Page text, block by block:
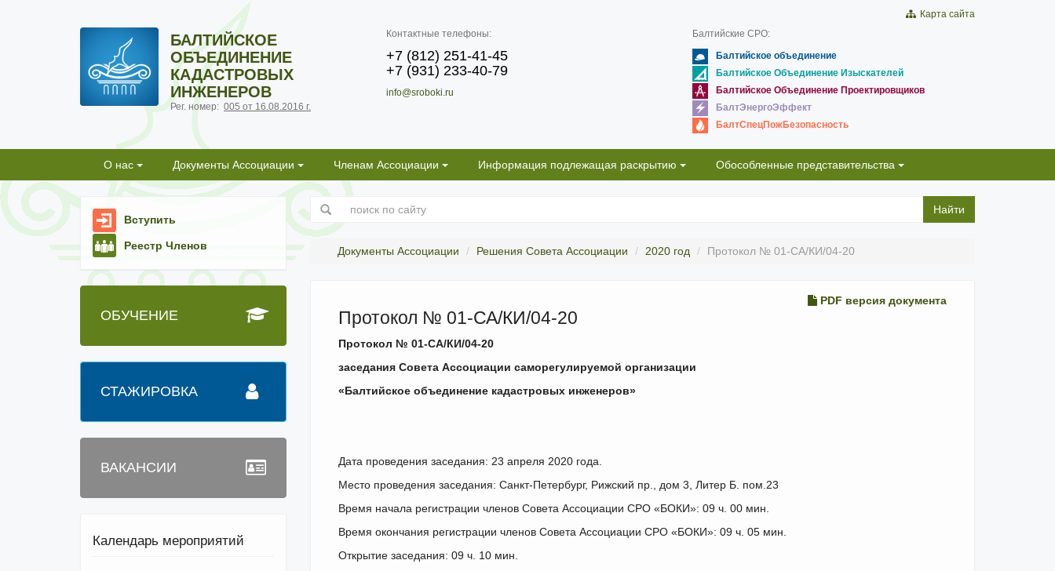
БАЛТИЙСКОЕ
ОБЪЕДИНЕНИЕ
КАДАСТРОВЫХ
ИНЖЕНЕРОВ
Рег. номер: 005 от 16.08.2016 г.
Контактные телефоны:
+7 (812) 251-41-45
+7 (931) 233-40-79
info@sroboki.ru
Карта сайта
Балтийские СРО:
Балтийское объединение
Балтийское Объединение Изыскателей
Балтийское Объединение Проектировщиков
БалтЭнергоЭффект
БалтСпецПожБезопасность
О нас Документы Ассоциации Членам Ассоциации Информация подлежащая раскрытию Обособленные представительства
Найти
Документы Ассоциации Решения Совета Ассоциации 2020 год Протокол № 01-СА/КИ/04-20
PDF версия документа
Протокол № 01-СА/КИ/04-20
Протокол № 01-СА/КИ/04-20
заседания Совета Ассоциации саморегулируемой организации
«Балтийское объединение кадастровых инженеров»
Дата проведения заседания: 23 апреля 2020 года.
Место проведения заседания: Санкт-Петербург, Рижский пр., дом 3, Литер Б. пом.23
Время начала регистрации членов Совета Ассоциации СРО «БОКИ»: 09 ч. 00 мин.
Время окончания регистрации членов Совета Ассоциации СРО «БОКИ»: 09 ч. 05 мин.
Открытие заседания: 09 ч. 10 мин.
Вступить
Реестр Членов
ОБУЧЕНИЕ
СТАЖИРОВКА
ВАКАНСИИ
Календарь мероприятий